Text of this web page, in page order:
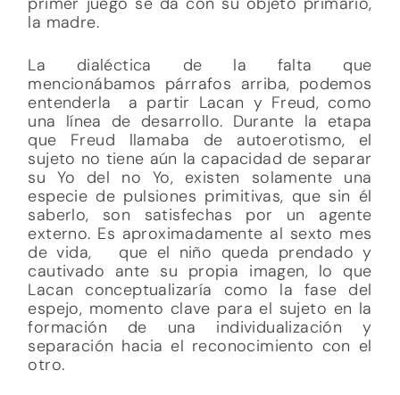
la madre.
La dialéctica de la falta que
mencionábamos párrafos arriba, podemos
entenderla
a partir Lacan y Freud, como
una línea de desarrollo. Durante la etapa
que Freud llamaba de autoerotismo, el
sujeto no tiene aún la capacidad de separar
su Yo del no Yo, existen solamente una
especie de pulsiones primitivas, que sin él
saberlo, son satisfechas por un agente
externo. Es aproximadamente al sexto mes
de vida,
que el niño queda prendado y
cautivado ante su propia imagen, lo que
Lacan conceptualizaría como la fase del
espejo, momento clave para el sujeto en la
formación de una individualización y
separación hacia el reconocimiento con el
otro.